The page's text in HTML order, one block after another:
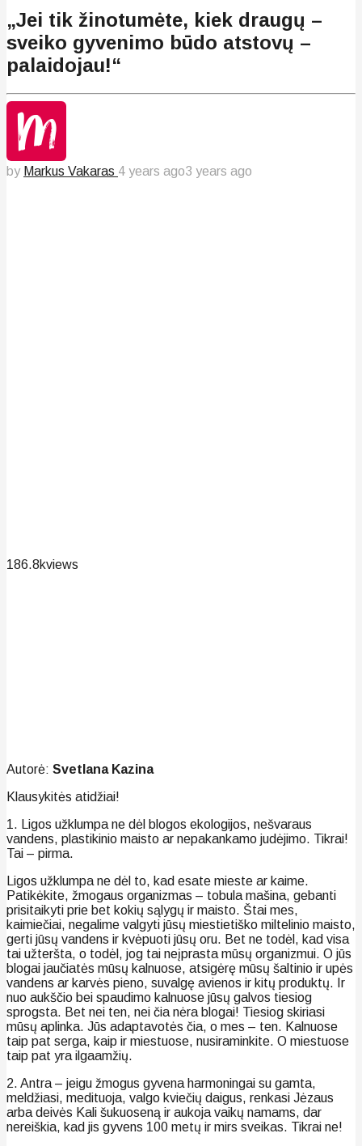
„Jei tik žinotumėte, kiek draugų –
sveiko gyvenimo būdo atstovų –
palaidojau!“
by Markus Vakaras 4 years ago3 years ago
186.8kviews
Autorė: Svetlana Kazina
Klausykitės atidžiai!
1. Ligos užklumpa ne dėl blogos ekologijos, nešvaraus
vandens, plastikinio maisto ar nepakankamo judėjimo. Tikrai!
Tai – pirma.
Ligos užklumpa ne dėl to, kad esate mieste ar kaime.
Patikėkite, žmogaus organizmas – tobula mašina, gebanti
prisitaikyti prie bet kokių sąlygų ir maisto. Štai mes,
kaimiečiai, negalime valgyti jūsų miestietiško miltelinio maisto,
gerti jūsų vandens ir kvėpuoti jūsų oru. Bet ne todėl, kad visa
tai užteršta, o todėl, jog tai neįprasta mūsų organizmui. O jūs
blogai jaučiatės mūsų kalnuose, atsigėrę mūsų šaltinio ir upės
vandens ar karvės pieno, suvalgę avienos ir kitų produktų. Ir
nuo aukščio bei spaudimo kalnuose jūsų galvos tiesiog
sprogsta. Bet nei ten, nei čia nėra blogai! Tiesiog skiriasi
mūsų aplinka. Jūs adaptavotės čia, o mes – ten. Kalnuose
taip pat serga, kaip ir miestuose, nusiraminkite. O miestuose
taip pat yra ilgaamžių.
2. Antra – jeigu žmogus gyvena harmoningai su gamta,
meldžiasi, medituoja, valgo kviečių daigus, renkasi Jėzaus
arba deivės Kali šukuoseną ir aukoja vaikų namams, dar
nereiškia, kad jis gyvens 100 metų ir mirs sveikas. Tikrai ne!